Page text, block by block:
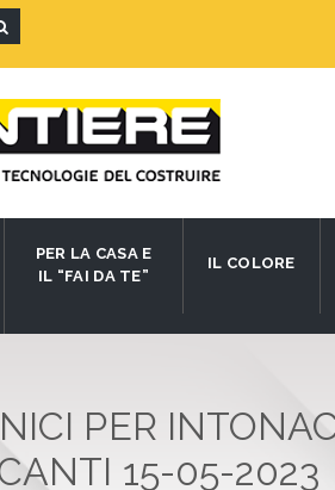
PER LA CASA E
IL “FAI DA TE”
IL COLORE
PER
15-05-2023